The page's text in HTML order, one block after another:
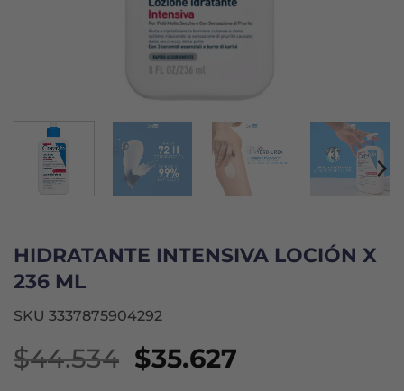
HIDRATANTE INTENSIVA LOCIÓN X
236 ML
SKU 3337875904292
$44.534 El
$35.627El